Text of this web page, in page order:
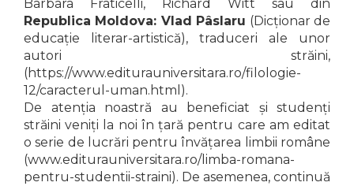
Barbara Fraticelli, Richard Witt sau din
Republica Moldova: Vlad Pâslaru (Dicționar de
educație literar-artistică), traduceri ale unor
autori străini,
(https://www.editurauniversitara.ro/filologie-
12/caracterul-uman.html).
De atenția noastră au beneficiat și studenți
străini veniți la noi în țară pentru care am editat
o serie de lucrări pentru învățarea limbii române
(www.editurauniversitara.ro/limba-romana-
pentru-studentii-straini). De asemenea, continuă